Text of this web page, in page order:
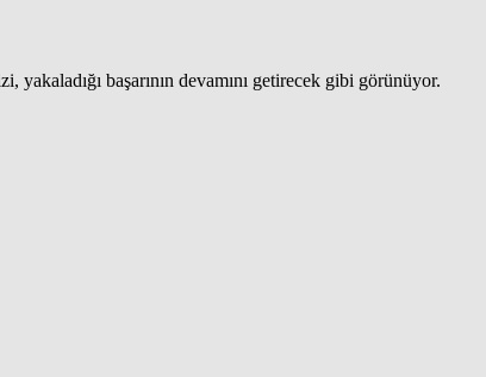
yakaladığı başarının devamını getirecek gibi görünüyor.